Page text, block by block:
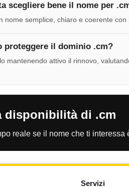
scegliere bene il nome per
nome semplice, chiaro e coerente
proteggere il dominio .cm?
mantenendo attivo il rinnovo,
disponibilità di .cm
reale se il nome che ti
Servizi